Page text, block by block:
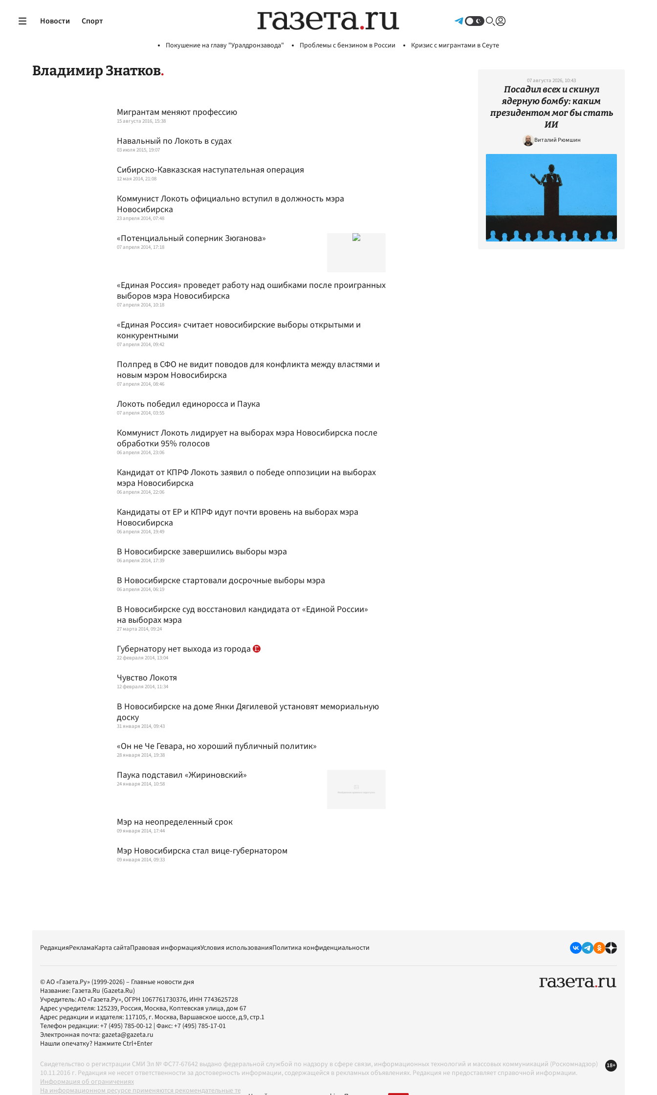
Новости Спорт
Покушение на главу "Уралдронзавода" Проблемы с бензином в России Кризис с мигрантами в Сеуте
Владимир Знатков
Мигрантам меняют профессию
15 августа 2016, 15:38
Навальный по Локоть в судах
03 июля 2015, 19:07
Сибирско-Кавказская наступательная операция
12 мая 2014, 21:08
Коммунист Локоть официально вступил в должность мэра
Новосибирска
23 апреля 2014, 07:48
«Потенциальный соперник Зюганова»
07 апреля 2014, 17:18
«Единая Россия» проведет работу над ошибками после проигранных
выборов мэра Новосибирска
07 апреля 2014, 10:18
«Единая Россия» считает новосибирские выборы открытыми и
конкурентными
07 апреля 2014, 09:42
Полпред в СФО не видит поводов для конфликта между властями и
новым мэром Новосибирска
07 апреля 2014, 08:46
Локоть победил единоросса и Паука
07 апреля 2014, 03:55
Коммунист Локоть лидирует на выборах мэра Новосибирска после
обработки 95% голосов
06 апреля 2014, 23:06
Кандидат от КПРФ Локоть заявил о победе оппозиции на выборах
мэра Новосибирска
06 апреля 2014, 22:06
Кандидаты от ЕР и КПРФ идут почти вровень на выборах мэра
Новосибирска
06 апреля 2014, 19:49
В Новосибирске завершились выборы мэра
06 апреля 2014, 17:39
В Новосибирске стартовали досрочные выборы мэра
06 апреля 2014, 06:19
В Новосибирске суд восстановил кандидата от «Единой России»
на выборах мэра
27 марта 2014, 09:24
Губернатору нет выхода из города
22 февраля 2014, 13:04
Чувство Локотя
12 февраля 2014, 11:34
В Новосибирске на доме Янки Дягилевой установят мемориальную
доску
31 января 2014, 09:43
«Он не Че Гевара, но хороший публичный политик»
28 января 2014, 19:38
Паука подставил «Жириновский»
24 января 2014, 10:58
Мэр на неопределенный срок
09 января 2014, 17:44
Мэр Новосибирска стал вице-губернатором
09 января 2014, 09:33
07 августа 2026, 10:43
Посадил всех и скинул
ядерную бомбу: каким
президентом мог бы стать
ИИ
Виталий Рюмшин
РедакцияРекламаКарта сайтаПравовая информацияУсловия использованияПолитика конфиденциальности
© АО «Газета.Ру» (1999-2026) – Главные новости дня
Название: Газета.Ru (Gazeta.Ru)
Учредитель:АО «Газета.Ру», ОГРН 1067761730376, ИНН 7743625728
Адрес учредителя: 125239, Россия, Москва, Коптевская улица, дом 67
Адрес редакции и издателя: 117105, г. Москва, Варшавское шоссе, д.9, стр.1
Телефон редакции:+7 (495) 785-00-12 | Факс:+7 (495) 785-17-01
Электронная почта:gazeta@gazeta.ru
Нашли опечатку? Нажмите Ctrl+Enter
Свидетельство о регистрации СМИ Эл № ФС77-67642 выдано федеральной службой по надзору в сфере связи, информационных технологий и массовых коммуникаций (Роскомнадзор)
10.11.2016 г. Редакция не несет ответственности за достоверность информации, содержащейся в рекламных объявлениях. Редакция не предоставляет справочной информации.
Информация об ограничениях
На информационном ресурсе применяются рекомендательные технологии в соответствии с Правилами
18+